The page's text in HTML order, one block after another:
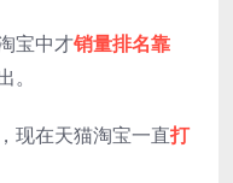
宝中才销量排名靠
，现在天猫淘宝一直打